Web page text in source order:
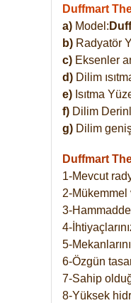
Duffmart
a) Model:
b) Radyatör
c) Eksenler
d) Dilim
e) Isıtma
f) Dilim
g) Dilim
Duffmart
1-Mevcut
2-Mükemmel
3-Hammadde
4-
5-
6-Özgün
7-Sahip
8-Yüksek